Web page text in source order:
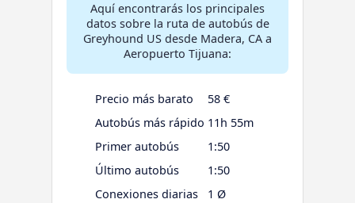
Aquí encontrarás los principales
datos sobre la ruta de autobús de
Greyhound US desde Madera, CA a
Aeropuerto Tijuana:
Precio más barato
58 €
Autobús más rápido 11h 55m
Primer autobús
1:50
Último autobús
1:50
Conexiones diarias
1 Ø